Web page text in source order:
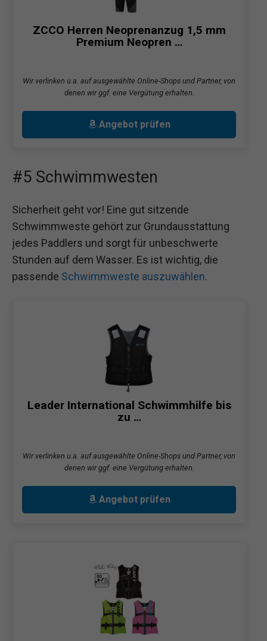
ZCCO Herren Neoprenanzug 1,5 mm
Premium Neopren …
Wir verlinken u.a. auf ausgewählte Online-Shops und Partner, von
denen wir ggf. eine Vergütung erhalten.
Angebot prüfen
#5 Schwimmwesten
Sicherheit geht vor! Eine gut sitzende
Schwimmweste gehört zur Grundausstattung
jedes Paddlers und sorgt für unbeschwerte
Stunden auf dem Wasser. Es ist wichtig, die
passende Schwimmweste auszuwählen.
Leader International Schwimmhilfe bis
zu …
Wir verlinken u.a. auf ausgewählte Online-Shops und Partner, von
denen wir ggf. eine Vergütung erhalten.
Angebot prüfen